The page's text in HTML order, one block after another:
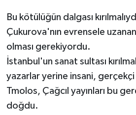
Bu kötülüğün dalgası
Çukurova'nın evrensele
olması gerekiyordu.
İstanbul'un sanat sultası
yazarlar yerine insani, gerçekçi
Tmolos, Çağcıl yayınları bu
doğdu.